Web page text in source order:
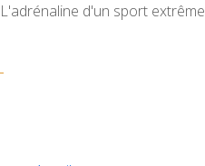
L'adrénaline d'un sport extrême